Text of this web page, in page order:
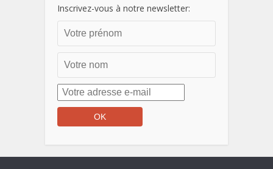
Inscrivez-vous à notre newsletter: